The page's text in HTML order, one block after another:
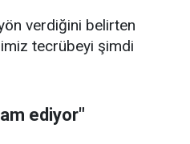
verdiğini belirten
tecrübeyi şimdi
ediyor"